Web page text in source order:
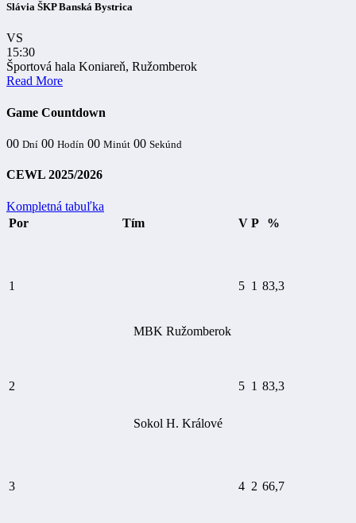
Slávia ŠKP Banská Bystrica
VS
15:30
Športová hala Koniareň, Ružomberok
Read More
Game Countdown
00 Dní 00 Hodín 00 Minút 00 Sekúnd
CEWL 2025/2026
Kompletná tabuľka
Por
Tím V P %
1
MBK Ružomberok
5 1 83,3
2
Sokol H. Králové
5 1 83,3
3 4 2 66,7